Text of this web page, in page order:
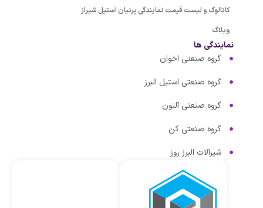
کاتالوگ و لیست قیمت نمایندگی پرنیان استیل شیراز
وبلاگ
نمایندگی ها
گروه صنعتی اخوان
گروه صنعتی استیل البرز
گروه صنعتی آلتون
گروه صنعتی کن
شیرآلات البرز روز